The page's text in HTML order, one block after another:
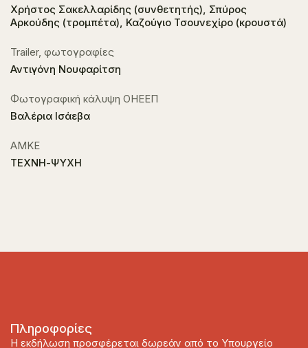
Χρήστος Σακελλαρίδης (συνθετητής), Σπύρος
Αρκούδης (τρομπέτα), Καζούγιο Τσουνεχίρο (κρουστά)
Trailer, φωτογραφίες
Αντιγόνη Νουφαρίτση
Φωτογραφική κάλυψη ΟΗΕΕΠ
Βαλέρια Ισάεβα
ΑΜΚΕ
ΤΕΧΝΗ-ΨΥΧΗ
Πληροφορίες
Η εκδήλωση προσφέρεται δωρεάν από το Υπουργείο